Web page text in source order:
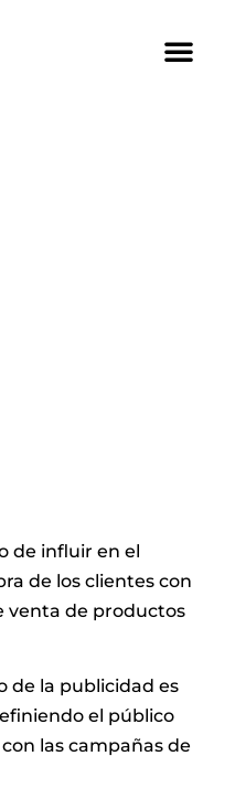
de influir en el
de los clientes con
venta de productos
de la publicidad es
el público
las campañas de